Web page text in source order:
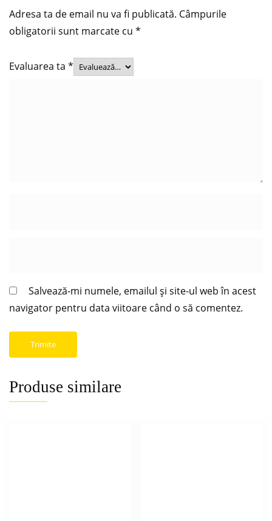
Adresa ta de email nu va fi publicată. Câmpurile
obligatorii sunt marcate cu *
Evaluarea ta *
Salvează-mi numele, emailul și site-ul web în acest
navigator pentru data viitoare când o să comentez.
Produse similare